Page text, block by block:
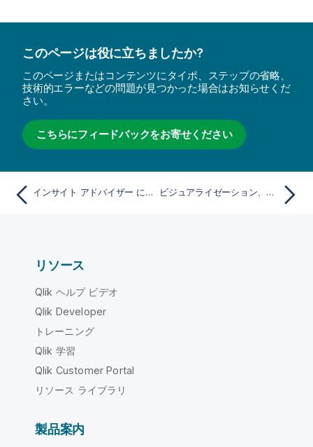
このページは役に立ちましたか?
このページまたはコンテンツにタイポ、ステップの省略、
技術的エラーなどの問題が見つかった場合はお知らせくだ
さい。
こちらにフィードバックをお寄せください
インサイト アドバイザー によって作成されたビジュアライゼーションの編集 ビジュアライゼーション、項目、命名のガイドライン
リソース
Qlik ヘルプ ビデオ
Qlik Developer
トレーニング
Qlik 学習
Qlik Customer Portal
リソース ライブラリ
製品案内